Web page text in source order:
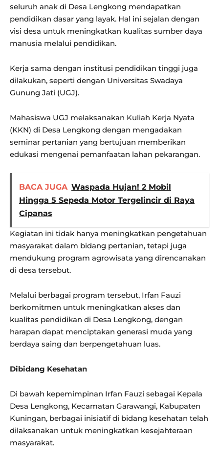
seluruh anak di Desa Lengkong mendapatkan
pendidikan dasar yang layak. Hal ini sejalan dengan
visi desa untuk meningkatkan kualitas sumber daya
manusia melalui pendidikan.
Kerja sama dengan institusi pendidikan tinggi juga
dilakukan, seperti dengan Universitas Swadaya
Gunung Jati (UGJ).
Mahasiswa UGJ melaksanakan Kuliah Kerja Nyata
(KKN) di Desa Lengkong dengan mengadakan
seminar pertanian yang bertujuan memberikan
edukasi mengenai pemanfaatan lahan pekarangan.
BACA JUGA Waspada Hujan! 2 Mobil
Hingga 5 Sepeda Motor Tergelincir di Raya
Cipanas
Kegiatan ini tidak hanya meningkatkan pengetahuan
masyarakat dalam bidang pertanian, tetapi juga
mendukung program agrowisata yang direncanakan
di desa tersebut.
Melalui berbagai program tersebut, Irfan Fauzi
berkomitmen untuk meningkatkan akses dan
kualitas pendidikan di Desa Lengkong, dengan
harapan dapat menciptakan generasi muda yang
berdaya saing dan berpengetahuan luas.
Dibidang Kesehatan
Di bawah kepemimpinan Irfan Fauzi sebagai Kepala
Desa Lengkong, Kecamatan Garawangi, Kabupaten
Kuningan, berbagai inisiatif di bidang kesehatan telah
dilaksanakan untuk meningkatkan kesejahteraan
masyarakat.